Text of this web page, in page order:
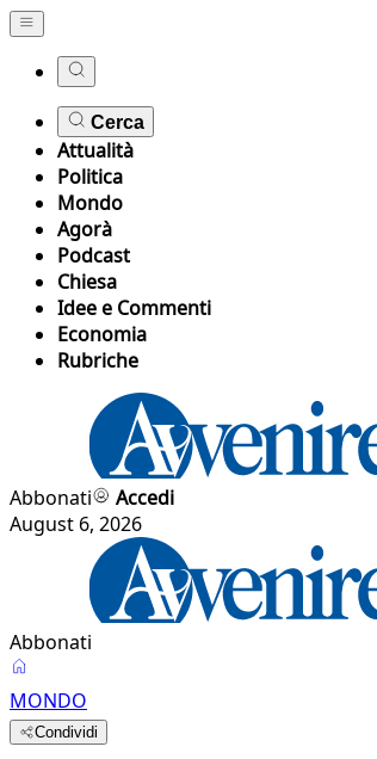
Cerca
Attualità
Politica
Mondo
Agorà
Podcast
Chiesa
Idee e Commenti
Economia
Rubriche
Abbonati
Accedi
August 6, 2026
Abbonati
MONDO
Condividi